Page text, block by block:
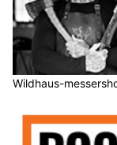
Wildhaus-